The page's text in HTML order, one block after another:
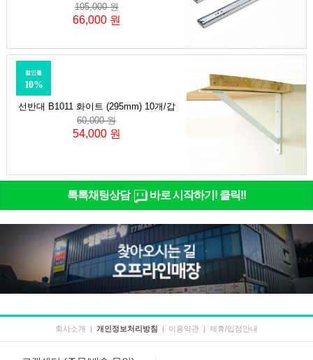
105,000 원
66,000 원
선반대 B1011 화이트 (295mm) 10개/갑
할인률
10%
60,000 원
54,000 원
톡톡채팅상담 바로 시작하기! 클릭!!
회사소개 | 개인정보처리방침 | 이용약관 | 제휴/입점안내